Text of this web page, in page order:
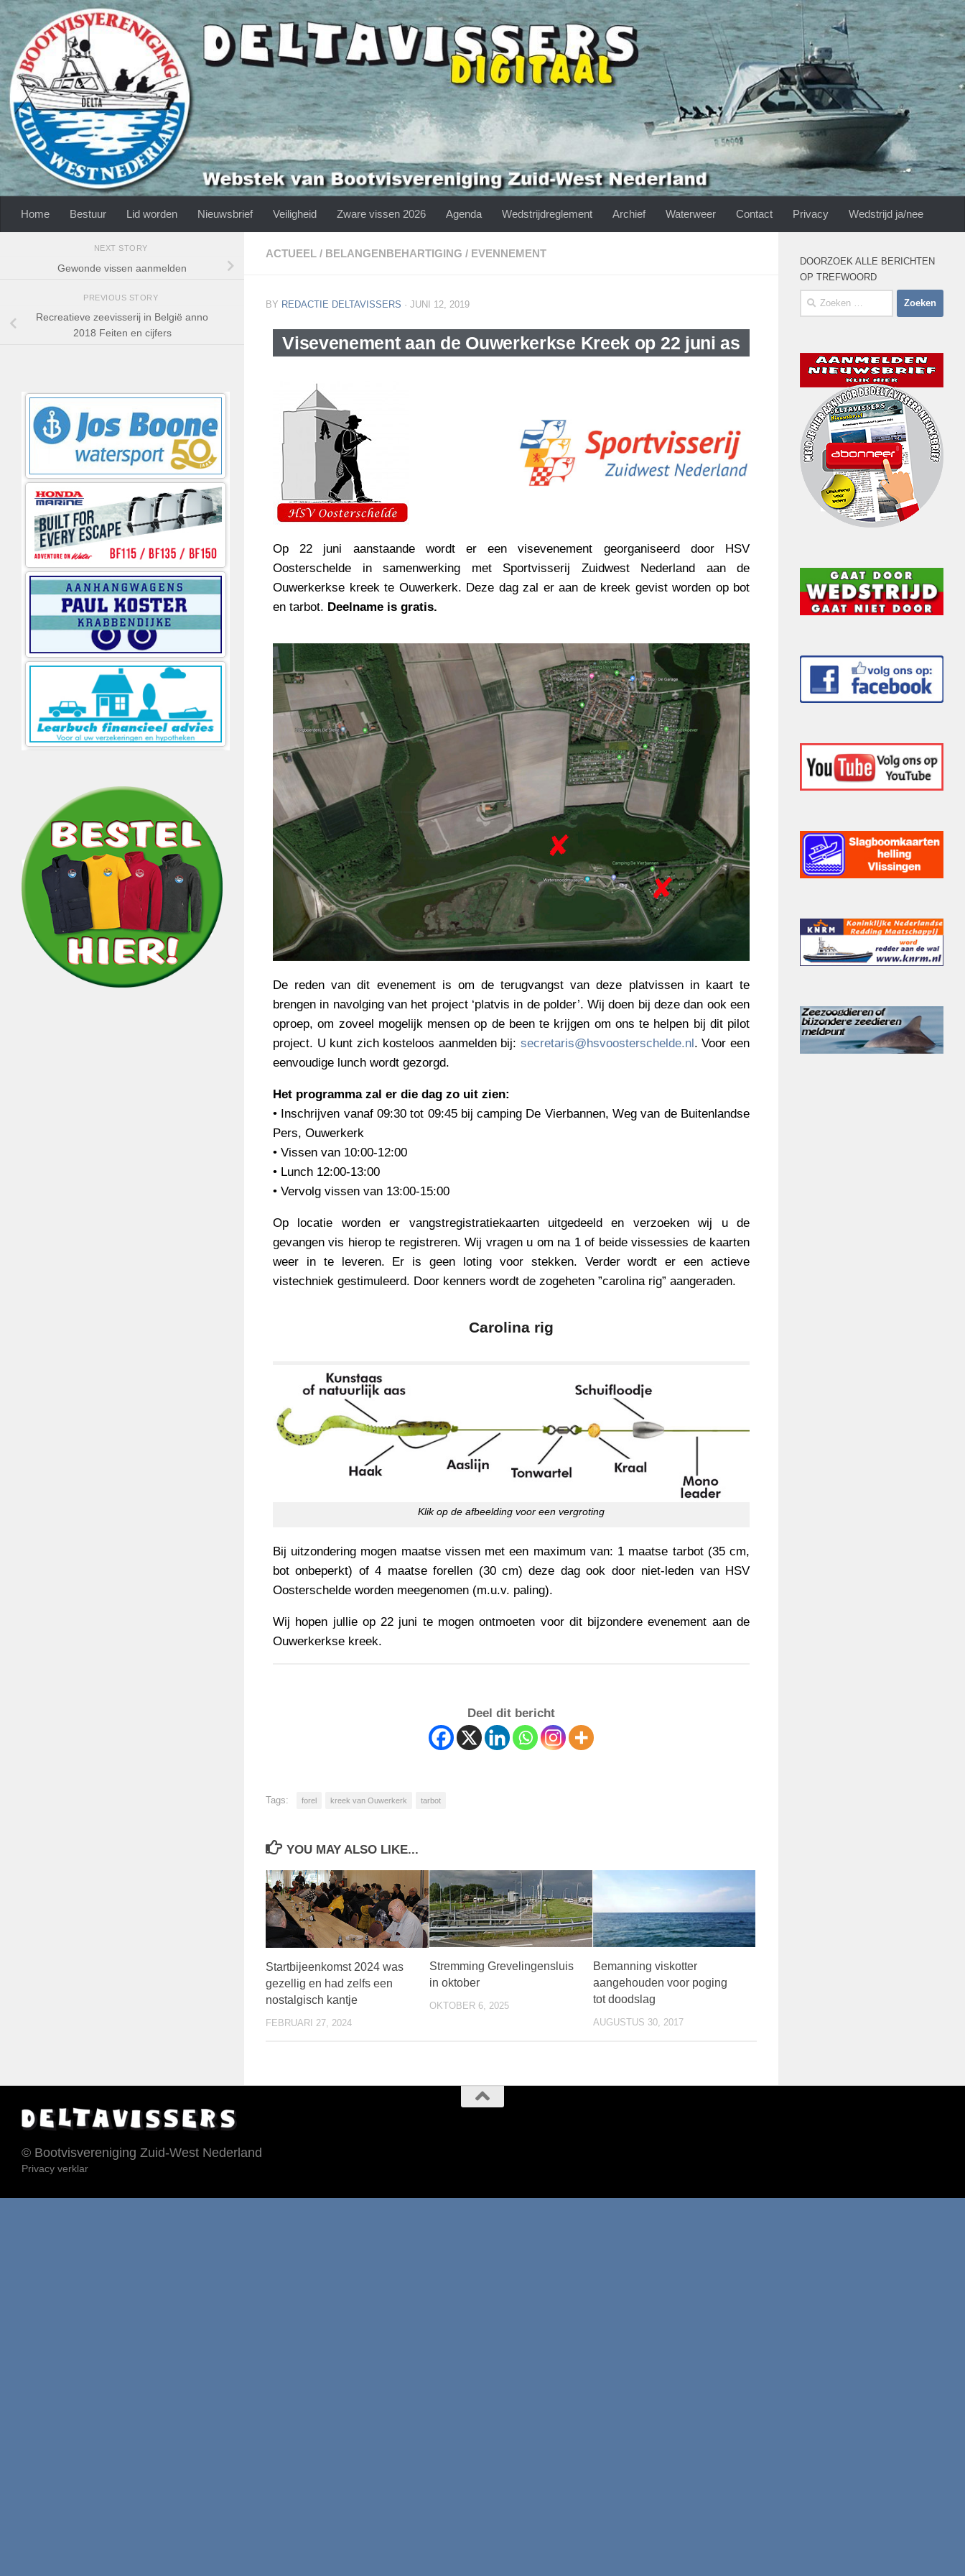
Skip to content
Home Bestuur Lid worden Nieuwsbrief Veiligheid Zware vissen 2026 Agenda Wedstrijdreglement Archief Waterweer Contact Privacy Wedstrijd ja/nee
ACTUEEL / BELANGENBEHARTIGING / EVENNEMENT
BY REDACTIE DELTAVISSERS · JUNI 12, 2019
Visevenement aan de Ouwerkerkse Kreek op 22 juni as
Op 22 juni aanstaande wordt er een visevenement georganiseerd door HSV
Oosterschelde in samenwerking met Sportvisserij Zuidwest Nederland aan de
Ouwerkerkse kreek te Ouwerkerk. Deze dag zal er aan de kreek gevist worden op bot
en tarbot. Deelname is gratis.
De reden van dit evenement is om de terugvangst van deze platvissen in kaart te
brengen in navolging van het project ‘platvis in de polder’. Wij doen bij deze dan ook een
oproep, om zoveel mogelijk mensen op de been te krijgen om ons te helpen bij dit pilot
project. U kunt zich kosteloos aanmelden bij: secretaris@hsvoosterschelde.nl . Voor een
eenvoudige lunch wordt gezorgd.
Het programma zal er die dag zo uit zien:
• Inschrijven vanaf 09:30 tot 09:45 bij camping De Vierbannen, Weg van de Buitenlandse
Pers, Ouwerkerk
• Vissen van 10:00-12:00
• Lunch 12:00-13:00
• Vervolg vissen van 13:00-15:00
Op locatie worden er vangstregistratiekaarten uitgedeeld en verzoeken wij u de
gevangen vis hierop te registreren. Wij vragen u om na 1 of beide vissessies de kaarten
weer in te leveren. Er is geen loting voor stekken. Verder wordt er een actieve
vistechniek gestimuleerd. Door kenners wordt de zogeheten ”carolina rig” aangeraden.
Carolina rig
Klik op de afbeelding voor een vergroting
Bij uitzondering mogen maatse vissen met een maximum van: 1 maatse tarbot (35 cm,
bot onbeperkt) of 4 maatse forellen (30 cm) deze dag ook door niet-leden van HSV
Oosterschelde worden meegenomen (m.u.v. paling).
Wij hopen jullie op 22 juni te mogen ontmoeten voor dit bijzondere evenement aan de
Ouwerkerkse kreek.
Deel dit bericht
Tags: forel kreek van Ouwerkerk tarbot
YOU MAY ALSO LIKE...
Startbijeenkomst 2024 was
gezellig en had zelfs een
nostalgisch kantje
FEBRUARI 27, 2024
Stremming Grevelingensluis
in oktober
OKTOBER 6, 2025
Bemanning viskotter
aangehouden voor poging
tot doodslag
AUGUSTUS 30, 2017
NEXT STORY
Gewonde vissen aanmelden
PREVIOUS STORY
Recreatieve zeevisserij in België anno
2018 Feiten en cijfers
DOORZOEK ALLE BERICHTEN
OP TREFWOORD
© Bootvisvereniging Zuid-West Nederland
Privacy verklar